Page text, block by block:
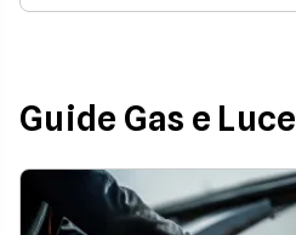
Guide Gas e Luce